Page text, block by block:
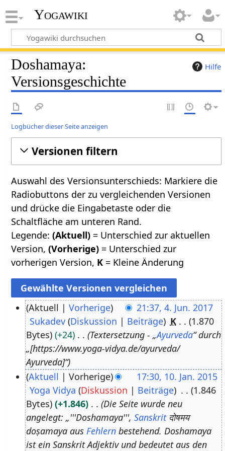
Yogawiki
Hilfe
Doshamaya:
Versionsgeschichte
Logbücher dieser Seite anzeigen
Versionen filtern
Auswahl des Versionsunterschieds: Markiere die
Radiobuttons der zu vergleichenden Versionen
und drücke die Eingabetaste oder die
Schaltfläche am unteren Rand.
Legende:(Aktuell) = Unterschied zur aktuellen
Version,(Vorherige) = Unterschied zur
vorherigen Version, K = Kleine Änderung
n
Aktuell Vorherige
21:37, 4. Jun. 2017
Sukadev Diskussion Beiträge K
1.870
Bytes
+24 Textersetzung - „Ayurveda“ durch
„[https://www.yoga-vidya.de/ayurveda/
Ayurveda]“
Aktuell Vorherige
17:30, 10. Jan. 2015
Yoga Vidya Diskussion Beiträge
1.846
Bytes
+1.846
Die Seite wurde neu
angelegt: „'''Doshamaya''', Sanskritदोषमय
doṣamaya aus Fehlernbestehend. Doshamaya
ist ein Sanskrit Adjektiv und bedeutet aus den